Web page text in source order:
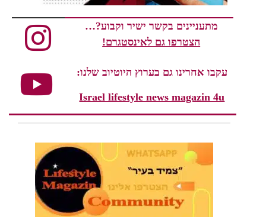
מתעניינים בקשר ישיר וקבוע?…
הצטרפו גם לאינסטגרם!
עקבו אחרינו גם בערוץ היוטיוב שלנו:
Israel lifestyle news magazin 4u